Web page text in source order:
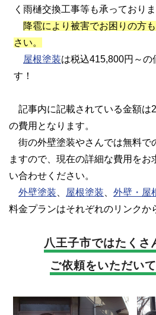
く雨樋交換工事等も承っておりま
降雹により被害でお困りの方
さい。
屋根塗装は税込415,800円～の
す！
記事内に記載されている金額は
の費用となります。
街の外壁塗装やさんでは無料で
ますので、現在の詳細な費用をお
い合わせください。
外壁塗装
屋根塗装 外壁・屋
料金プランはそれぞれのリンクか
八王子市ではたくさ
ご依頼をいただい